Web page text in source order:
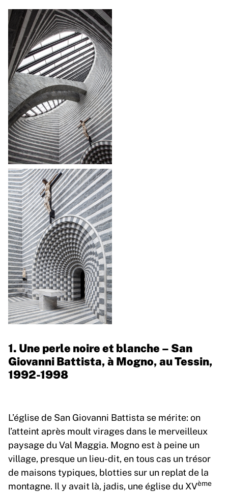
1. Une perle noire et blanche – San
Giovanni Battista, à Mogno, au Tessin,
1992-1998
L’église de San Giovanni Battista se mérite: on
l’atteint après moult virages dans le merveilleux
paysage du Val Maggia. Mogno est à peine un
village, presque un lieu-dit, en tous cas un trésor
de maisons typiques, blotties sur un replat de la
montagne. Il y avait là, jadis, une église du XVème